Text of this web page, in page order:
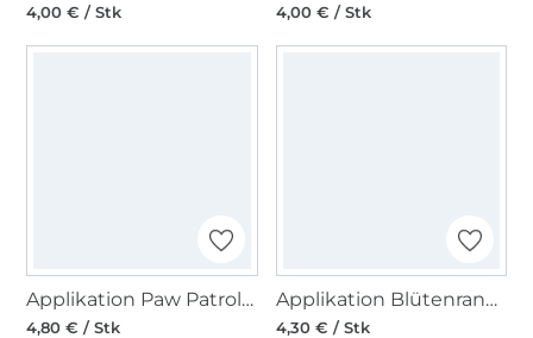
4,00 € / Stk 4,00 € / Stk
Applikation Paw Patrol - Skye Team
4,80 € / Stk
Applikation Blütenranke, bordeaux
4,30 € / Stk